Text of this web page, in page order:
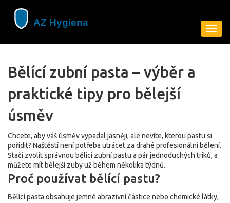
Bělící zubní pasta – výběr a
praktické tipy pro bělejší
úsměv
Chcete, aby váš úsměv vypadal jasněji, ale nevíte, kterou pastu si
pořídit? Naštěstí není potřeba utrácet za drahé profesionální bělení.
Stačí zvolit správnou bělící zubní pastu a pár jednoduchých triků, a
můžete mít bělejší zuby už během několika týdnů.
Proč používat bělící pastu?
Bělící pasta obsahuje jemné abrazivní částice nebo chemické látky,